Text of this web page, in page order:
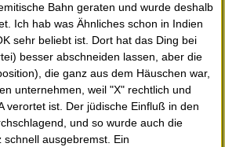
Bahn geraten und wurde deshalb
Ich hab was Ähnliches schon in Indien
sehr beliebt ist. Dort hat das Ding bei
besser abschneiden lassen, aber die
die ganz aus dem Häuschen war,
unternehmen, weil "X" rechtlich und
verortet ist. Der jüdische Einfluß in den
und so wurde auch die
schnell ausgebremst. Ein